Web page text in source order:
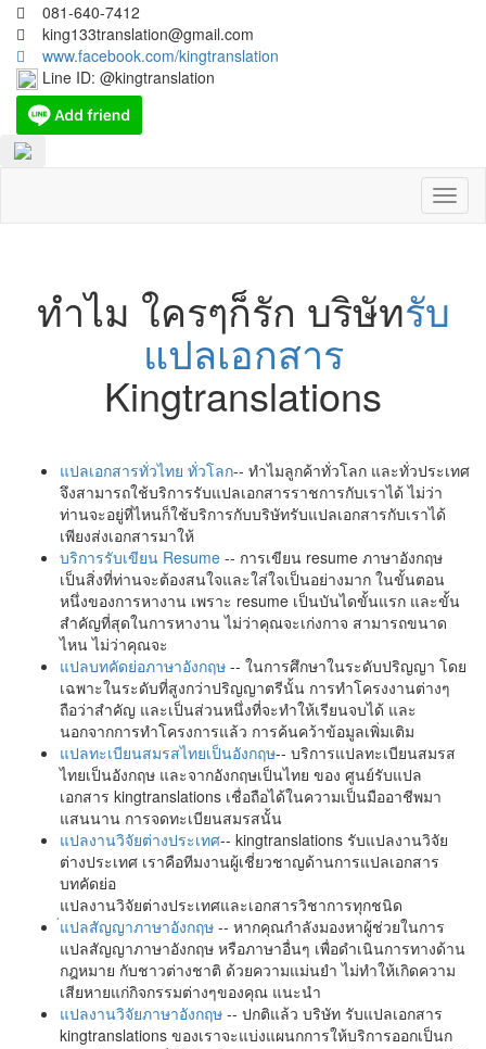
081-640-7412
king133translation@gmail.com
www.facebook.com/kingtranslation
Line ID: @kingtranslation
ทำไม ใครๆก็รัก บริษัทรับ
แปลเอกสาร
Kingtranslations
แปลเอกสารทั่วไทย ทั่วโลก-- ทำไมลูกค้าทั่วโลก และทั่วประเทศ
จึงสามารถใช้บริการรับแปลเอกสารราชการกับเราได้ ไม่ว่า
ท่านจะอยู่ที่ไหนก็ใช้บริการกับบริษัทรับแปลเอกสารกับเราได้
เพียงส่งเอกสารมาให้
บริการรับเขียน Resume -- การเขียน resume ภาษาอังกฤษ
เป็นสิ่งที่ท่านจะต้องสนใจและใส่ใจเป็นอย่างมาก ในขั้นตอน
หนึ่งของการหางาน เพราะ resume เป็นบันไดขั้นแรก และขั้น
สำคัญที่สุดในการหางาน ไม่ว่าคุณจะเก่งกาจ สามารถขนาด
ไหน ไม่ว่าคุณจะ
แปลบทคัดย่อภาษาอังกฤษ -- ในการศึกษาในระดับปริญญา โดย
เฉพาะในระดับที่สูงกว่าปริญญาตรีนั้น การทำโครงงานต่างๆ
ถือว่าสำคัญ และเป็นส่วนหนึ่งที่จะทำให้เรียนจบได้ และ
นอกจากการทำโครงการแล้ว การค้นคว้าข้อมูลเพิ่มเติม
แปลทะเบียนสมรสไทยเป็นอังกฤษ-- บริการแปลทะเบียนสมรส
ไทยเป็นอังกฤษ และจากอังกฤษเป็นไทย ของ ศูนย์รับแปล
เอกสาร kingtranslations เชื่อถือได้ในความเป็นมืออาชีพมา
แสนนาน การจดทะเบียนสมรสนั้น
แปลงานวิจัยต่างประเทศ-- kingtranslations รับแปลงานวิจัย
ต่างประเทศ เราคือทีมงานผู้เชี่ยวชาญด้านการแปลเอกสาร
บทคัดย่อ
แปลงานวิจัยต่างประเทศและเอกสารวิชาการทุกชนิด
่แปลสัญญาภาษาอังกฤษ -- หากคุณกำลังมองหาผู้ช่วยในการ
แปลสัญญาภาษาอังกฤษ หรือภาษาอื่นๆ เพื่อดำเนินการทางด้าน
กฎหมาย กับชาวต่างชาติ ด้วยความแม่นยำ ไม่ทำให้เกิดความ
เสียหายแก่กิจกรรมต่างๆของคุณ แนะนำ
แปลงานวิจัยภาษาอังกฤษ -- ปกติแล้ว บริษัท รับแปลเอกสาร
kingtranslations ของเราจะแบ่งแผนกการให้บริการออกเป็นก